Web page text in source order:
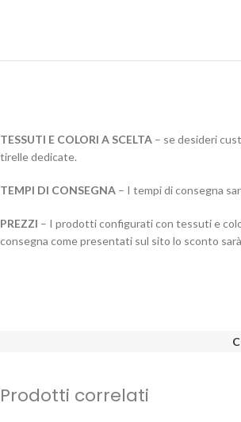
TESSUTI E COLORI A SCELTA – se desideri
tirelle dedicate.
TEMPI DI CONSEGNA – I tempi di consegna
PREZZI – I prodotti configurati con tessuti e
consegna come presentati sul sito lo sconto
Prodotti correlati